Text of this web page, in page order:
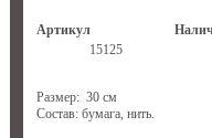
Артикул
15125
Размер: 30 см
Состав: бумага, нить.